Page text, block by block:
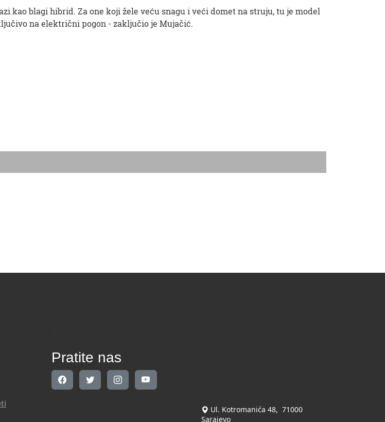
kao blagi hibrid. Za one koji žele veću snagu i veći domet na struju, tu je model
na električni pogon - zaključio je Mujačić.
Pratite nas
Ul. Kotromanića 48, 71000
Sarajevo